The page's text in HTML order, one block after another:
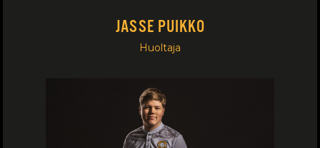
JASSE PUIKKO
Huoltaja